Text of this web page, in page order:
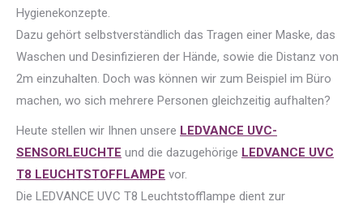
Hygienekonzepte.
Dazu gehört selbstverständlich das Tragen einer Maske, das
Waschen und Desinfizieren der Hände, sowie die Distanz von
2m einzuhalten. Doch was können wir zum Beispiel im Büro
machen, wo sich mehrere Personen gleichzeitig aufhalten?
Heute stellen wir Ihnen unsere LEDVANCE UVC-
SENSORLEUCHTE und die dazugehörige LEDVANCE UVC
T8 LEUCHTSTOFFLAMPE vor.
Die LEDVANCE UVC T8 Leuchtstofflampe dient zur